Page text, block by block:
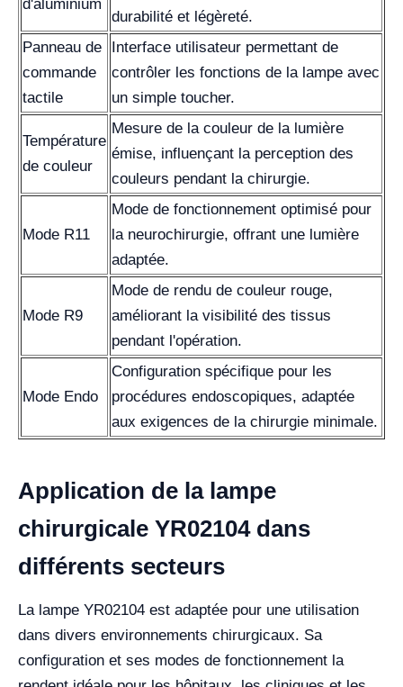
d'aluminium
durabilité et légèreté.
Panneau de
commande
tactile
Interface utilisateur permettant de
contrôler les fonctions de la lampe avec
un simple toucher.
Température
de couleur
Mesure de la couleur de la lumière
émise, influençant la perception des
couleurs pendant la chirurgie.
Mode R11
Mode de fonctionnement optimisé pour
la neurochirurgie, offrant une lumière
adaptée.
Mode R9
Mode de rendu de couleur rouge,
améliorant la visibilité des tissus
pendant l'opération.
Mode Endo
Configuration spécifique pour les
procédures endoscopiques, adaptée
aux exigences de la chirurgie minimale.
Application de la lampe
chirurgicale YR02104 dans
différents secteurs
La lampe YR02104 est adaptée pour une utilisation
dans divers environnements chirurgicaux. Sa
configuration et ses modes de fonctionnement la